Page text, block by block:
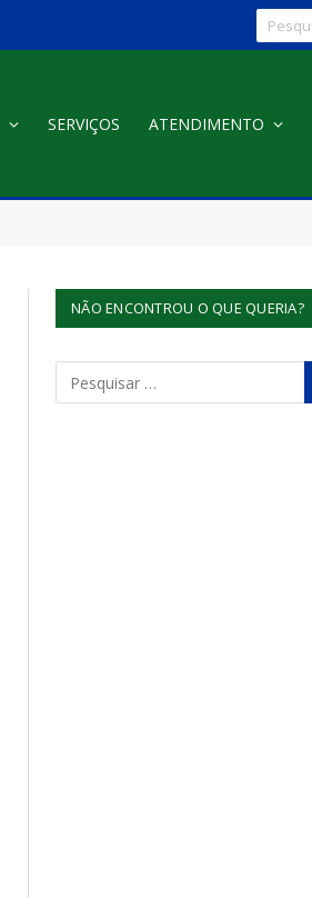
SERVIÇOS ATENDIMENTO
NÃO ENCONTROU O QUE QUERIA?